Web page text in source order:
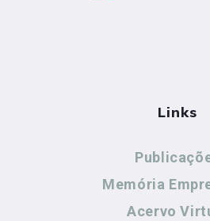
Links
Memória
Acervo